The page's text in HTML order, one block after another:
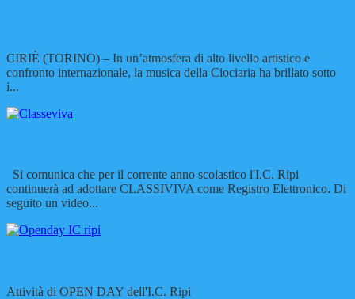
CIRIÈ (TORINO) – In un’atmosfera di alto livello artistico e
confronto internazionale, la musica della Ciociaria ha brillato sotto
i...
Si comunica che per il corrente anno scolastico l'I.C. Ripi
continuerà ad adottare CLASSIVIVA come Registro Elettronico. Di
seguito un video...
Attività di OPEN DAY dell'I.C. Ripi